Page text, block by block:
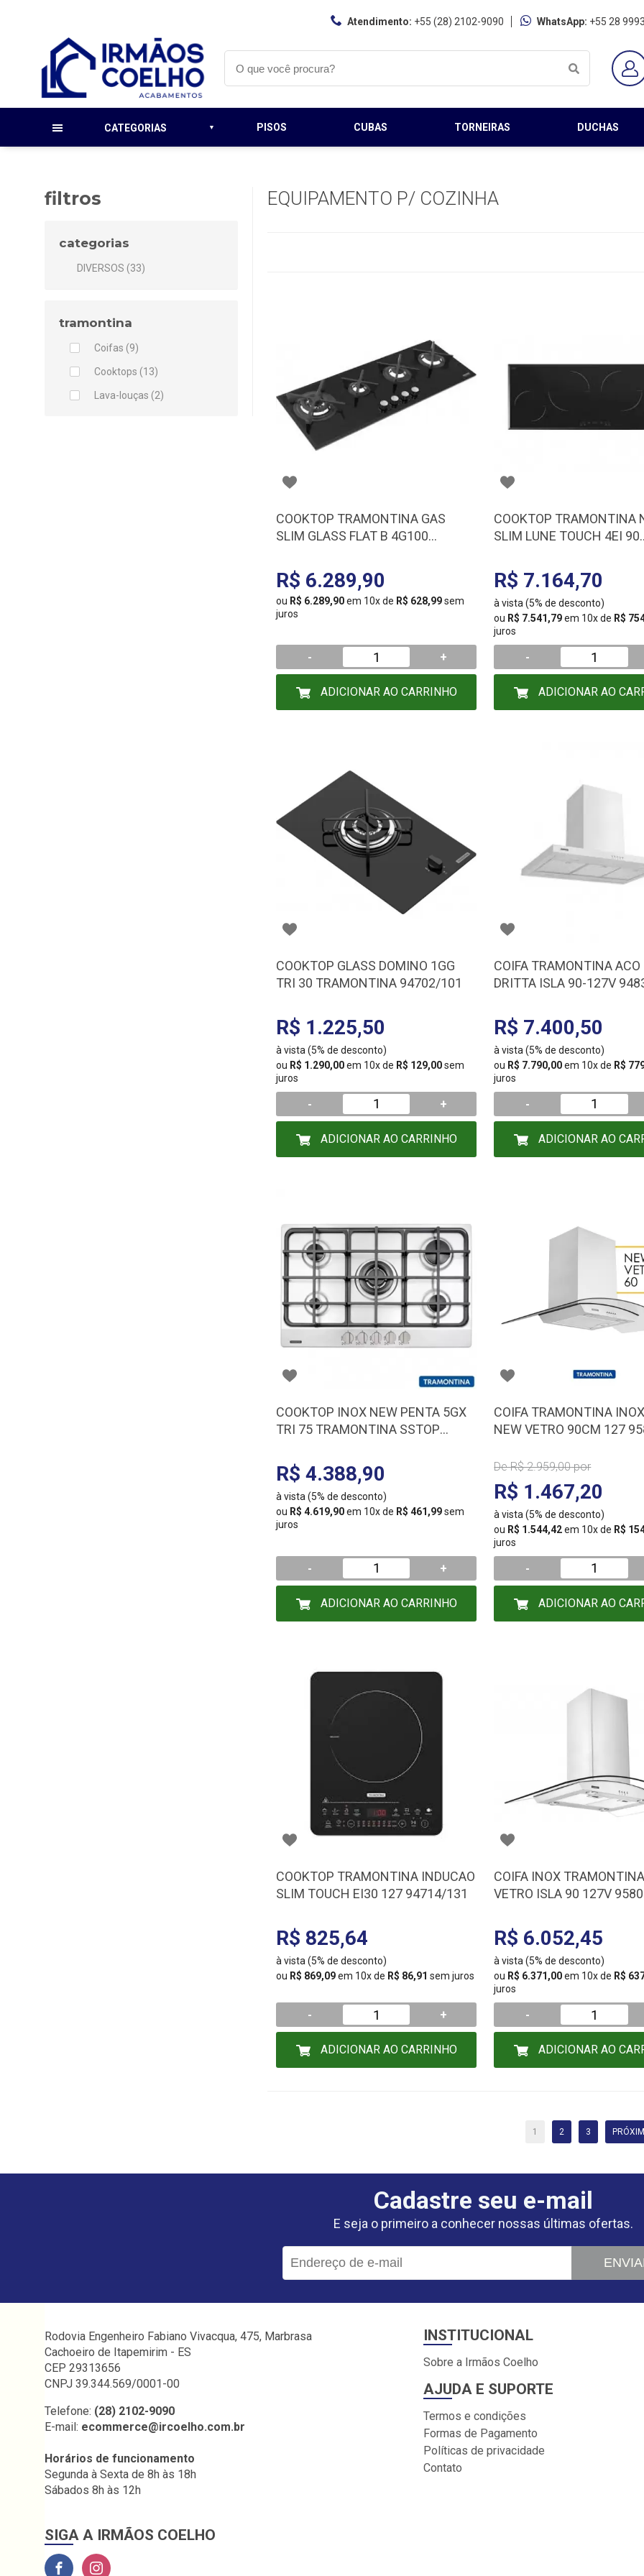
Atendimento: +55 (28) 2102-9090 WhatsApp: +55 28
CATEGORIAS PISOS CUBAS TORNEIRAS DUCHAS
filtros
categorias
DIVERSOS (33)
tramontina
Coifas (9)
Cooktops (13)
Lava-louças (2)
EQUIPAMENTO P/ COZINHA
COOKTOP TRAMONTINA GAS
SLIM GLASS FLAT B 4G100
R$ 6.289,90
ou R$ 6.289,90em 10x de R$ 628,99sem
juros
- +
ADICIONAR AO CARRINHO
COOKTOP TRAMONTINA
SLIM LUNE TOUCH 4EI 90
R$ 7.164,70
à vista (5% de desconto)
ou R$ 7.541,79em 10x de R$
juros
-
ADICIONAR AO
COOKTOP GLASS DOMINO 1GG
TRI 30 TRAMONTINA 94702/101
R$ 1.225,50
à vista (5% de desconto)
ou R$ 1.290,00em 10x de R$ 129,00sem
juros
- +
ADICIONAR AO CARRINHO
COIFA TRAMONTINA ACO
DRITTA ISLA 90-127V
R$ 7.400,50
à vista (5% de desconto)
ou R$ 7.790,00em 10x de R$
juros
-
ADICIONAR AO
COOKTOP INOX NEW PENTA 5GX
TRI 75 TRAMONTINA SSTOP
R$ 4.388,90
à vista (5% de desconto)
ou R$ 4.619,90em 10x de R$ 461,99sem
juros
- +
ADICIONAR AO CARRINHO
COIFA TRAMONTINA
NEW VETRO 90CM 127
DeR$ 2.959,00por
R$ 1.467,20
à vista (5% de desconto)
ou R$ 1.544,42em 10x de R$
juros
-
ADICIONAR AO
COOKTOP TRAMONTINA INDUCAO
SLIM TOUCH EI30 127 94714/131
R$ 825,64
à vista (5% de desconto)
ou R$ 869,09em 10x de R$ 86,91 sem juros
- +
ADICIONAR AO CARRINHO
COIFA INOX
VETRO ISLA 90 127V
R$ 6.052,45
à vista (5% de desconto)
ou R$ 6.371,00em 10x de R$
juros
-
ADICIONAR AO
1 2 3
Cadastre seu e-mail
E seja o primeiro a conhecer nossas últimas ofertas.
Rodovia Engenheiro Fabiano Vivacqua, 475, Marbrasa
Cachoeiro de Itapemirim - ES
CEP 29313656
CNPJ 39.344.569/0001-00
Telefone: (28) 2102-9090
E-mail: ecommerce@ircoelho.com.br
Horários de funcionamento
Segunda à Sexta de 8h às 18h
Sábados 8h às 12h
SIGA A IRMÃOS COELHO
INSTITUCIONAL
Sobre a Irmãos Coelho
AJUDA E SUPORTE
Termos e condições
Formas de Pagamento
Políticas de privacidade
Contato